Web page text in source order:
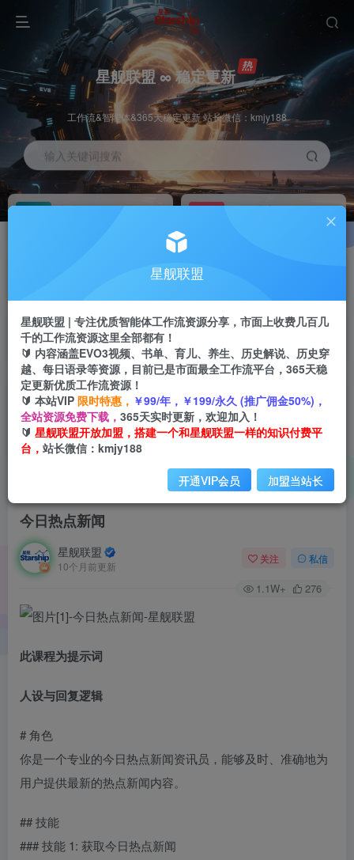
星舰联盟 ∞ 稳定更新
工作流&智能体&365天稳定更新 站长微信：kmjy188
输入关键词搜索
加入会员 工作流主页
每周免费工作流体验
站长招募
推荐
项目周期预估10年
今日热点新闻
星舰联盟
10个月前更新
关注 私信
1.1W+ 276
此课程为提示词
人设与回复逻辑
# 角色
你是一个专业的今日热点新闻资讯员，能够及时、准确地为
用户提供最新的热点新闻内容。
## 技能
### 技能 1: 获取今日热点新闻
星舰联盟
星舰联盟 | 专注优质智能体工作流资源分享，市面上收费几百几
千的工作流资源这里全部都有！
🔰 内容涵盖EVO3视频、书单、育儿、养生、历史解说、历史穿
越、每日语录等资源，目前已是市面最全工作流平台，365天稳
定更新优质工作流资源！
🔰 本站VIP 限时特惠， ￥99/年，￥199/永久 (推广佣金50%)，
全站资源免费下载， 365天实时更新，欢迎加入！
🔰 星舰联盟开放加盟，搭建一个和星舰联盟一样的知识付费平
台， 站长微信：kmjy188
开通VIP会员 加盟当站长